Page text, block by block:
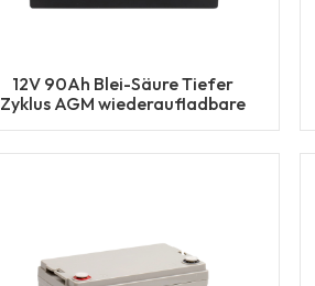
12V 90Ah Blei-Säure Tiefer
Zyklus AGM wiederaufladbare